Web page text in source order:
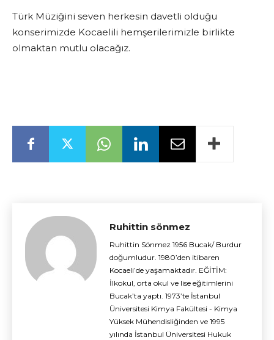
Türk Müziğini seven herkesin davetli olduğu
konserimizde Kocaelili hemşerilerimizle birlikte
olmaktan mutlu olacağız.
Ruhittin sönmez
Ruhittin Sönmez 1956 Bucak/ Burdur
doğumludur. 1980’den itibaren
Kocaeli’de yaşamaktadır. EĞİTİM:
İlkokul, orta okul ve lise eğitimlerini
Bucak’ta yaptı. 1973’te İstanbul
Üniversitesi Kimya Fakültesi - Kimya
Yüksek Mühendisliğinden ve 1995
yılında İstanbul Üniversitesi Hukuk